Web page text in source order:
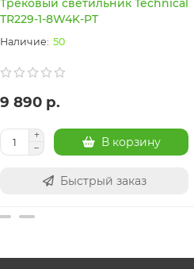
Трековый светильник Technical
TR229-1-8W4K-PT
50
9 890 р.
В корзину
Быстрый заказ